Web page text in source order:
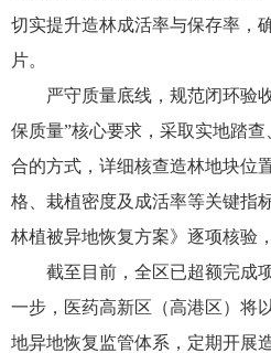
切实提升造林成活率与保存率，
片。
严守质量底线，规范闭环验
保质量”核心要求，采取实地踏
合的方式，详细核查造林地块位
格、栽植密度及成活率等关键指
林植被异地恢复方案》逐项核验
截至目前，全区已超额完成
一步，医药高新区（高港区）将
地异地恢复监管体系，定期开展